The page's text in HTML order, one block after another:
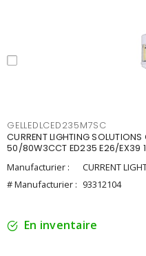
GELLEDLCED235M7SC
CURRENT LIGHTING SOLUTIONS
50/80W3CCT ED235 E26/EX39
Manufacturier :
CURRENT
# Manufacturier : 93312104
En inventaire